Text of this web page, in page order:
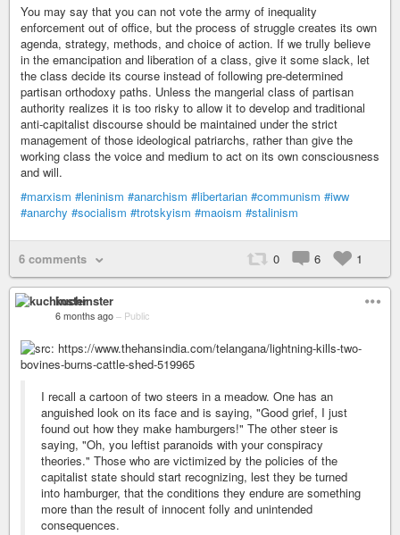
You may say that you can not vote the army of inequality
enforcement out of office, but the process of struggle creates its own
agenda, strategy, methods, and choice of action. If we trully believe
in the emancipation and liberation of a class, give it some slack, let
the class decide its course instead of following pre-determined
partisan orthodoxy paths. Unless the mangerial class of partisan
authority realizes it is too risky to allow it to develop and traditional
anti-capitalist discourse should be maintained under the strict
management of those ideological patriarchs, rather than give the
working class the voice and medium to act on its own consciousness
and will.
#marxism #leninism #anarchism #libertarian #communism #iww
#anarchy #socialism #trotskyism #maoism #stalinism
6 comments 0 6 1
kuchinster
6 months ago – Public
I recall a cartoon of two steers in a meadow. One has an
anguished look on its face and is saying, "Good grief, I just
found out how they make hamburgers!" The other steer is
saying, "Oh, you leftist paranoids with your conspiracy
theories." Those who are victimized by the policies of the
capitalist state should start recognizing, lest they be turned
into hamburger, that the conditions they endure are something
more than the result of innocent folly and unintended
consequences.